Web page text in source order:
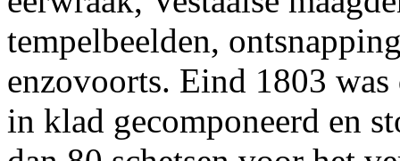
tempelbeelden,
enzovoorts. Eind 1803 was
in klad gecomponeerd en